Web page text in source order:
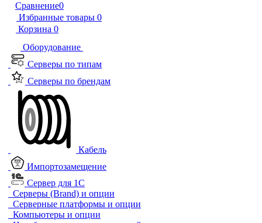
Сравнение0
Избранные товары 0
Корзина 0
Оборудование
Серверы по типам
Серверы по брендам
Кабель
Импортозамещение
Сервер для 1С
Серверы (Brand) и опции
Серверные платформы и опции
Компьютеры и опции